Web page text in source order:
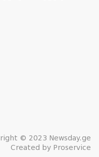
© 2023 Newsday.ge
Created by Proservice